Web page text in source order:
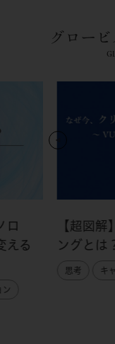
グロー
ロ
える
ン
【超図
ングとは
思考 キ